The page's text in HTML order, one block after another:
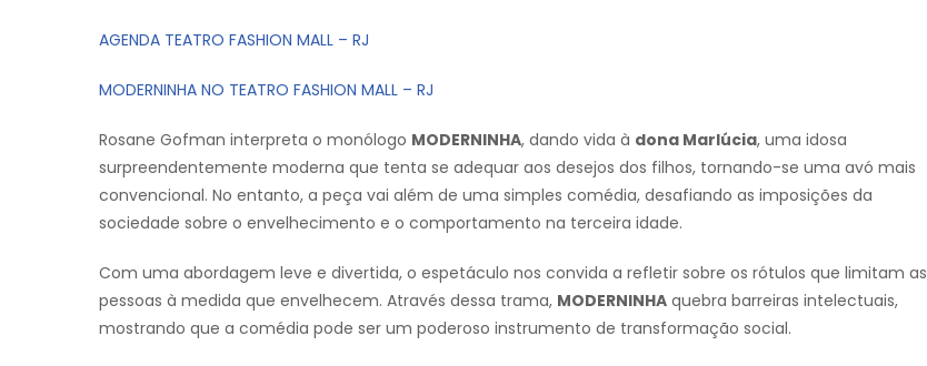
AGENDA TEATRO FASHION MALL – RJ
MODERNINHA NO TEATRO FASHION MALL – RJ
Rosane Gofman interpreta o monólogo MODERNINHA, dando vida à dona Marlúcia, uma idosa
surpreendentemente moderna que tenta se adequar aos desejos dos filhos, tornando-se uma avó mais
convencional. No entanto, a peça vai além de uma simples comédia, desafiando as imposições da
sociedade sobre o envelhecimento e o comportamento na terceira idade.
Com uma abordagem leve e divertida, o espetáculo nos convida a refletir sobre os rótulos que limitam as
pessoas à medida que envelhecem. Através dessa trama, MODERNINHA quebra barreiras intelectuais,
mostrando que a comédia pode ser um poderoso instrumento de transformação social.